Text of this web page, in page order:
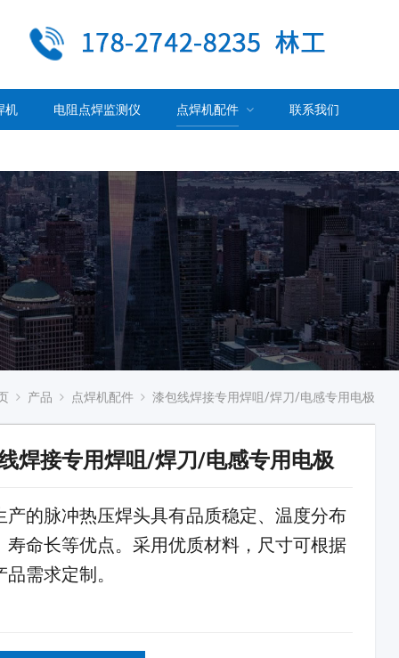
机 电阻点焊监测仪 点焊机配件 联系我们
产品 点焊机配件 漆包线焊接专用焊咀/焊刀/电感专用电极
焊接专用焊咀/焊刀/电感专用电极
产的脉冲热压焊头具有品质稳定、温度分布
寿命长等优点。采用优质材料，尺寸可根据
品需求定制。